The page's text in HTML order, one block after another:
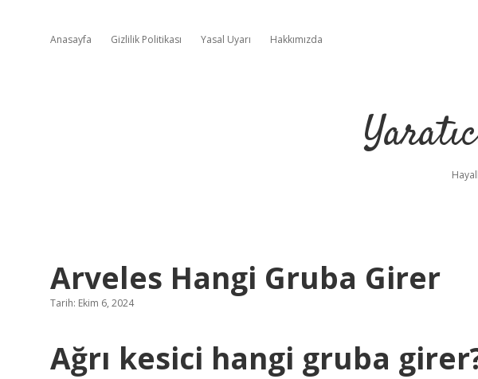
Anasayfa Gizlilik Politikası Yasal Uyarı Hakkımızda
Arveles Hangi Gruba Girer
Tarih: Ekim 6, 2024
Ağrı kesici hangi gruba